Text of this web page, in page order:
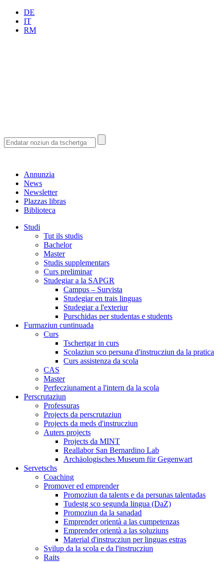
DE
IT
RM
Annunzia
News
Newsletter
Plazzas libras
Biblioteca
Studi
Tut ils studis
Bachelor
Master
Studis supplementars
Curs preliminar
Studegiar a la SAPGR
Campus – Survista
Studegiar en trais linguas
Studegiar a l'exteriur
Purschidas per studentas e students
Furmaziun cuntinuada
Curs
Tschertgar in curs
Scolaziun sco persuna d'instrucziun da la pratica
Curs assistenza da scola
CAS
Master
Perfecziunament a l'intern da la scola
Perscrutaziun
Professuras
Projects da perscrutaziun
Projects da meds d'instrucziun
Auters projects
Projects da MINT
Reallabor San Bernardino Lab
Archäologisches Museum für Gegenwart
Servetschs
Coaching
Promover ed emprender
Promoziun da talents e da persunas talentadas
Tudestg sco segunda lingua (DaZ)
Promoziun da la sanadad
Emprender orientà a las cumpetenzas
Emprender orientà a las soluziuns
Material d'instrucziun per linguas estras
Svilup da la scola e da l'instrucziun
Raits